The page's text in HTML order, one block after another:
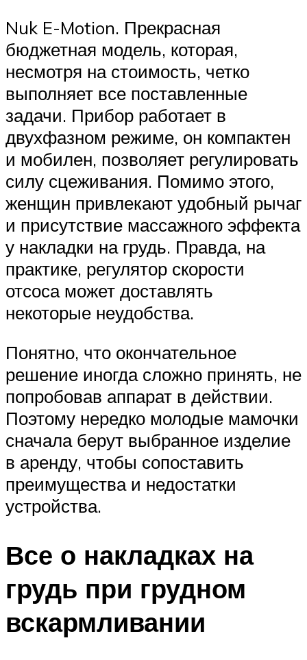
Nuk E-Motion. Прекрасная
бюджетная модель, которая,
несмотря на стоимость, четко
выполняет все поставленные
задачи. Прибор работает в
двухфазном режиме, он компактен
и мобилен, позволяет регулировать
силу сцеживания. Помимо этого,
женщин привлекают удобный рычаг
и присутствие массажного эффекта
у накладки на грудь. Правда, на
практике, регулятор скорости
отсоса может доставлять
некоторые неудобства.
Понятно, что окончательное
решение иногда сложно принять, не
попробовав аппарат в действии.
Поэтому нередко молодые мамочки
сначала берут выбранное изделие
в аренду, чтобы сопоставить
преимущества и недостатки
устройства.
Все о накладках на
грудь при грудном
вскармливании